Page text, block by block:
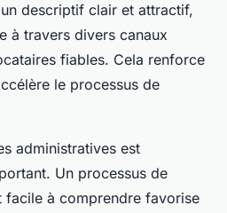
descriptif clair et attractif,
à travers divers canaux
fiables. Cela renforce
le processus de
administratives est
Un processus de
à comprendre favorise